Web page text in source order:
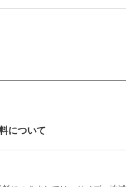
について